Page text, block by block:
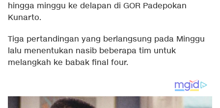
hingga minggu ke delapan di GOR Padepokan
Kunarto.
Tiga pertandingan yang berlangsung pada Minggu
lalu menentukan nasib beberapa tim untuk
melangkah ke babak final four.